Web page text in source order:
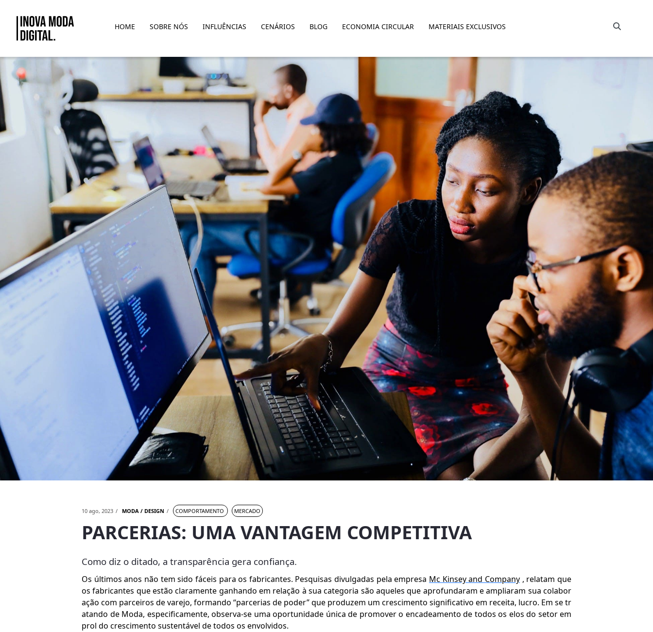
PARCERIAS: UMA VANTAGEM COMPETITIVA
HOME SOBRE NÓS INFLUÊNCIAS CENÁRIOS BLOG ECONOMIA CIRCULAR MATERIAIS EXCLUSIVOS Barra de busca
10 ago, 2023 MODA / DESIGN COMPORTAMENTO MERCADO
PARCERIAS: UMA VANTAGEM COMPETITIVA
Como diz o ditado, a transparência gera confiança.
Os últimos anos não tem sido fáceis para os fabricantes. Pesquisas divulgadas pela empresa Mc Kinsey and Company , relatam que
os fabricantes que estão claramente ganhando em relação à sua categoria são aqueles que aprofundaram e ampliaram sua colabor
ação com parceiros de varejo, formando “parcerias de poder” que produzem um crescimento significativo em receita, lucro. Em se tr
atando de Moda, especificamente, observa-se uma oportunidade única de promover o encadeamento de todos os elos do setor em
prol do crescimento sustentável de todos os envolvidos.